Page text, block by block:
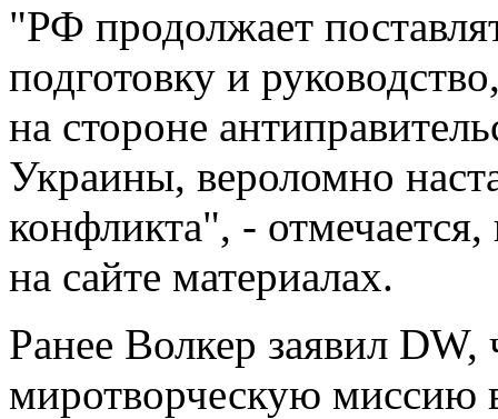
"РФ продолжает
подготовку и
на стороне
Украины, вероломно
конфликта", -
на сайте материалах.
Ранее Волкер заявил DW,
миротворческую миссию